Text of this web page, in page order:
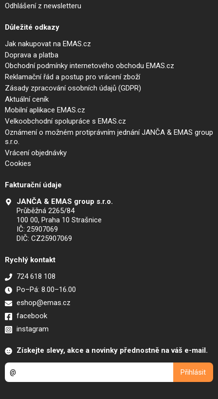
Odhlášení z newsletteru
Důležité odkazy
Jak nakupovat na EMAS.cz
Doprava a platba
Obchodní podmínky internetového obchodu EMAS.cz
Reklamační řád a postup pro vrácení zboží
Zásady zpracování osobních údajů (GDPR)
Aktuální ceník
Mobilní aplikace EMAS.cz
Velkoobchodní spolupráce s EMAS.cz
Oznámení o možném protiprávním jednání JANČA & EMAS group
s.r.o.
Vrácení objednávky
Cookies
Fakturační údaje
JANČA & EMAS group s.r.o.
Průběžná 2265/84
100 00, Praha 10 Strašnice
IČ: 25907069
DIČ: CZ25907069
Rychlý kontakt
724 618 108
Po–Pá: 8.00–16.00
eshop@emas.cz
facebook
instagram
Získejte slevy, akce a novinky přednostně na váš e-mail.